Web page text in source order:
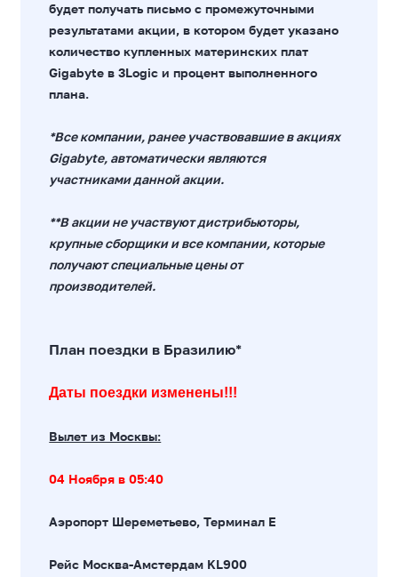
будет получать письмо с промежуточными
результатами акции, в котором будет указано
количество купленных материнских плат
Gigabyte в 3Logic и процент выполненного
плана.
*Все компании, ранее участвовавшие в акциях
Gigabyte, автоматически являются
участниками данной акции.
**В акции не участвуют дистрибьюторы,
крупные сборщики и все компании, которые
получают специальные цены от
производителей.
План поездки в Бразилию*
Даты поездки изменены!!!
Вылет из Москвы:
04 Ноября в 05:40
Аэропорт Шереметьево, Терминал Е
Рейс Москва-Амстердам KL900